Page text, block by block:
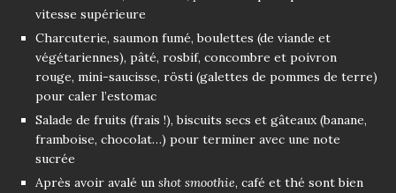
vitesse supérieure
Charcuterie, saumon fumé, boulettes (de viande et
végétariennes), pâté, rosbif, concombre et poivron
rouge, mini-saucisse, rösti (galettes de pommes de terre)
pour caler l’estomac
Salade de fruits (frais !), biscuits secs et gâteaux (banane,
framboise, chocolat…) pour terminer avec une note
sucrée
Après avoir avalé un shot smoothie, café et thé sont bien